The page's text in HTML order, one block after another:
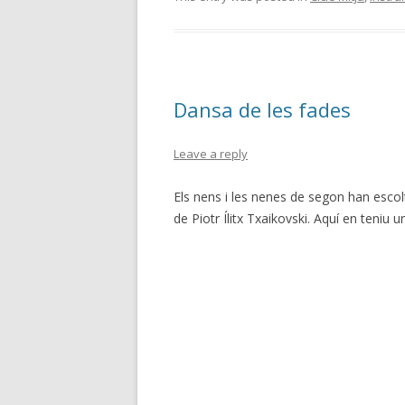
k ix
Dansa de les fades
Leave a reply
Els nens i les nenes de segon han
de Piotr Ílitx Txaikovski. Aquí en teniu